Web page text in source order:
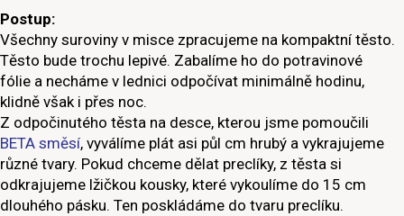
Postup:
Všechny suroviny v misce zpracujeme na kompaktní těsto.
Těsto bude trochu lepivé. Zabalíme ho do potravinové
fólie a necháme v lednici odpočívat minimálně hodinu,
klidně však i přes noc.
Z odpočinutého těsta na desce, kterou jsme pomoučili
BETA směsí, vyválíme plát asi půl cm hrubý a vykrajujeme
různé tvary. Pokud chceme dělat preclíky, z těsta si
odkrajujeme lžičkou kousky, které vykoulíme do 15 cm
dlouhého pásku. Ten poskládáme do tvaru preclíku.